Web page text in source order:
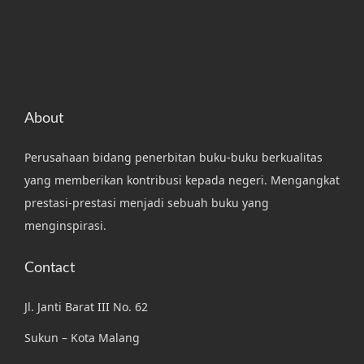
About
Perusahaan bidang penerbitan buku-buku berkualitas
yang memberikan kontribusi kepada negeri. Mengangkat
prestasi-prestasi menjadi sebuah buku yang
menginspirasi.
Contact
Jl. Janti Barat III No. 62
Sukun – Kota Malang